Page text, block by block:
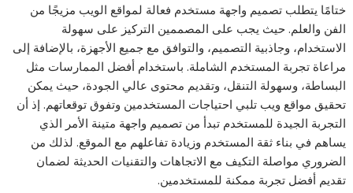
ختامًا يتطلب تصميم واجهة مستخدم فعالة لمواقع الويب مزيجًا من
الفن والعلم. حيث يجب على المصممين التركيز على سهولة
الاستخدام، وجاذبية التصميم، والتوافق مع جميع الأجهزة، بالإضافة إلى
مراعاة تجربة المستخدم الشاملة. باستخدام أفضل الممارسات مثل
البساطة، وسهولة التنقل، وتقديم محتوى عالي الجودة، حيث يمكن
تحقيق مواقع ويب تلبي احتياجات المستخدمين وتفوق توقعاتهم. إذ أن
التجربة الجيدة للمستخدم تبدأ من تصميم واجهة متينة الأمر الذي
يساهم في بناء ثقة المستخدم وزيادة تفاعلهم مع الموقع. لذلك من
الضروري مواصلة التكيف مع الاتجاهات والتقنيات الحديثة لضمان
تقديم أفضل تجربة ممكنة للمستخدمين.